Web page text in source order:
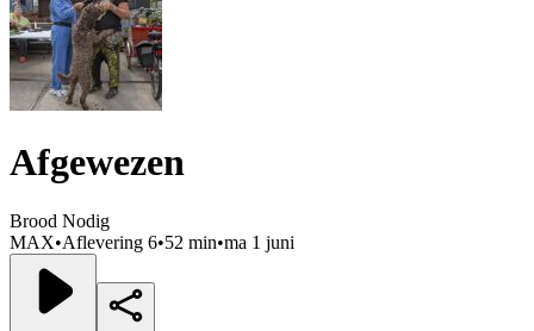
Afgewezen
Brood Nodig
MAX•Aflevering 6•52 min•ma 1 juni